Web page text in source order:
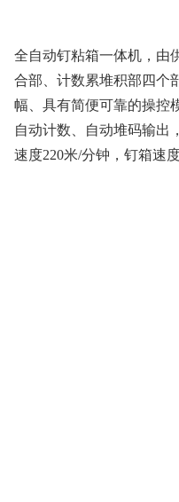
全自动钉粘箱一体机，由
合部、计数累堆积部四个
幅、具有简便可靠的操控
自动计数、自动堆码输出
速度220米/分钟，钉箱速